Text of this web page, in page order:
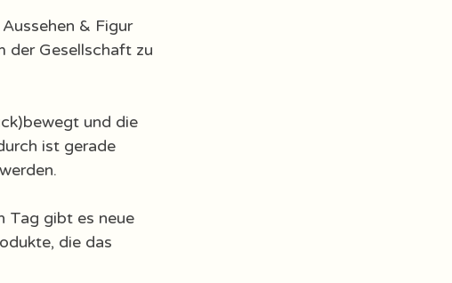
& Figur
der Gesellschaft zu
und die
ist gerade
Tag gibt es neue
die das